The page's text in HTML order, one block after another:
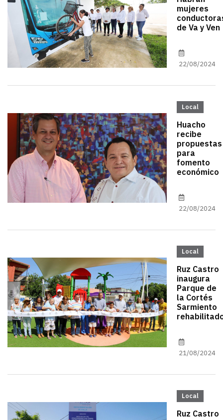
mujeres
de Va y Ven
22/08/2024
Local
Huacho
recibe
propuestas
para
fomento
económico
22/08/2024
Local
Ruz Castro
inaugura
Parque de
la Cortés
Sarmiento
21/08/2024
Local
Ruz Castro